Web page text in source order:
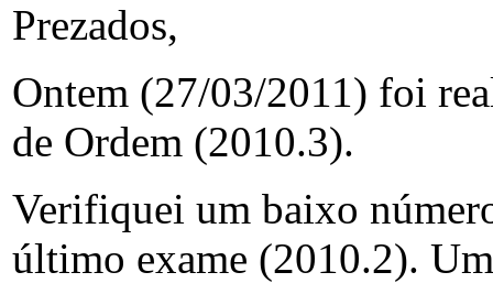
Prezados,
Ontem (27/03/2011) foi
de Ordem (2010.3).
Verifiquei um baixo
último exame (2010.2).